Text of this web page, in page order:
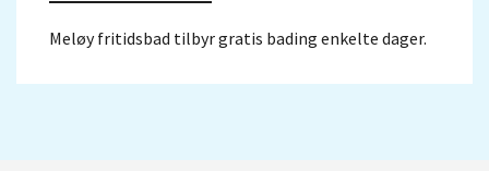
Meløy fritidsbad tilbyr gratis bading enkelte dager.